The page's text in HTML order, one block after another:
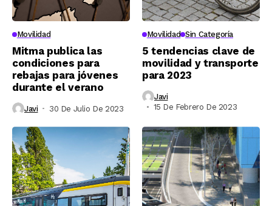
Movilidad
Mitma publica las
condiciones para
rebajas para jóvenes
durante el verano
Javi 30 De Julio De 2023
Movilidad Sin Categoría
5 tendencias clave de
movilidad y transporte
para 2023
Javi
15 De Febrero De 2023